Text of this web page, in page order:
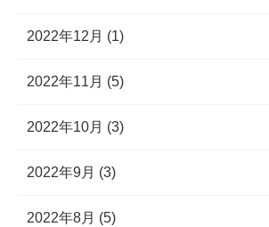
2022年12月 (1)
2022年11月 (5)
2022年10月 (3)
2022年9月 (3)
2022年8月 (5)